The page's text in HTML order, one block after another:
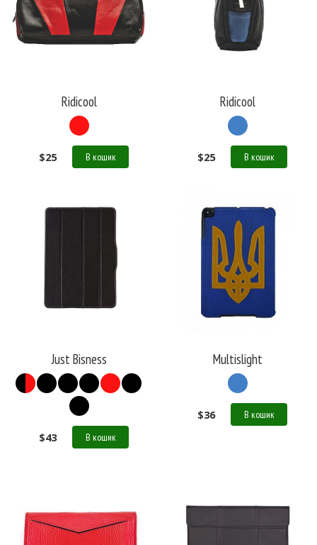
Ridicool
$25 В кошик
Ridicool
$25 В кошик
Just Bisness
$43 В кошик
Multislight
$36 В кошик